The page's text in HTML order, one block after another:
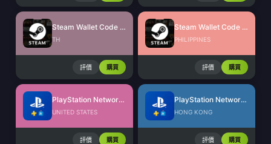
Steam Wallet Code (THB)
TH
評價 購買
Steam Wallet Code (PHP)
PHILIPPINES
評價 購買
PlayStation Network Card (US)
UNITED STATES
評價 購買
PlayStation Network Card (HK)
HONG KONG
評價 購買